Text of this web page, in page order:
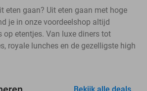
eten gaan? Uit eten gaan met hoge
je in onze voordeelshop altijd
op etentjes. Van luxe diners tot
royale lunches en de gezelligste high